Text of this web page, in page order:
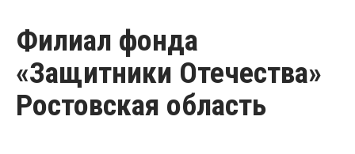
Филиал фонда
«Защитники Отечества»
Ростовская область